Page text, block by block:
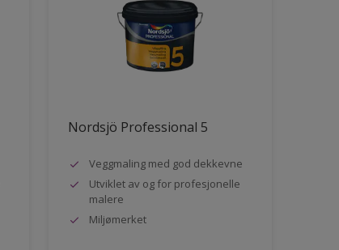
Nordsjö Professional 5
Veggmaling med god dekkevne
Utviklet av og for profesjonelle
malere
Miljømerket